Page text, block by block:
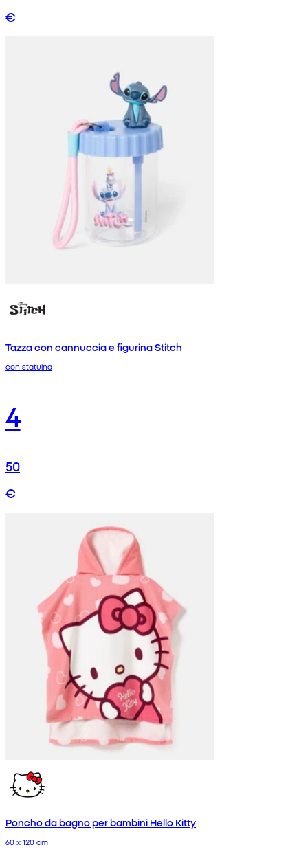
€
Tazza con cannuccia e figurina Stitch
con statuina
4
50
€
Poncho da bagno per bambini Hello Kitty
60 x 120 cm